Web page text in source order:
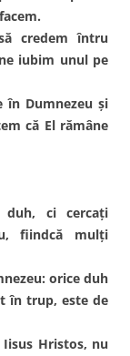
credem întru
iubim unul pe
în Dumnezeu şi
că El rămâne
ci cercaţi
fiindcă mulţi
orice duh
în trup, este de
Hristos, nu